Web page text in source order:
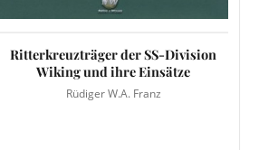
Ritterkreuzträger der SS-Division
Wiking und ihre Einsätze
Rüdiger W.A. Franz